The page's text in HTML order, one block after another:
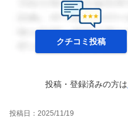
クチコミ投稿
投稿・登録済みの方は
投稿日： 2025/11/19